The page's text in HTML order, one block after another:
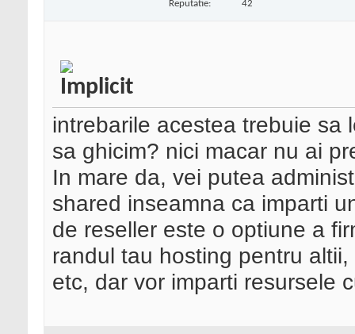
Reputatie: 42
intrebarile acestea trebuie sa
sa ghicim? nici macar nu ai
In mare da, vei putea
shared inseamna ca imparti
de reseller este o optiune a
randul tau hosting pentru
etc, dar vor imparti resursele